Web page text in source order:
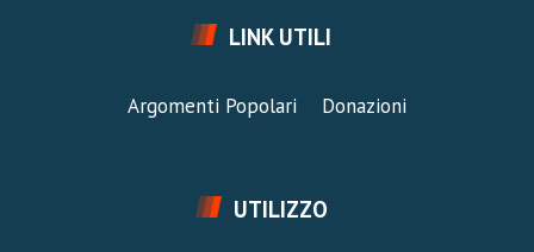
LINK UTILI
Argomenti Popolari Donazioni
UTILIZZO